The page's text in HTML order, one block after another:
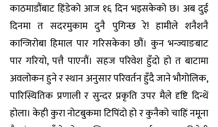
काठमाडौंबाट हिंडेको आज १६ दिन भइसकेको छ। अब दुई
दिनमा त सदरमुकाम दुनै पुगिन्छ रे! हामीले शनैशनै
कान्जिरोबा हिमाल पार गरिसकेका छौं। कुन भन्ज्याङबाट
पार गरियो, पत्तै पाएनौं। सहज परिवेश हुँदो हो त बाटामा
अवलोकन हुने र स्थान अनुसार परिवर्तन हुँदै जाने भौगोलिक,
पारिस्थितिक प्रणाली र सुन्दर प्रकृति उपर मैले दृष्टि दिन्थें
होला। केही कुरा नोटबुकमा टिपिंदो हो र कुनैको चाहिं नमूना